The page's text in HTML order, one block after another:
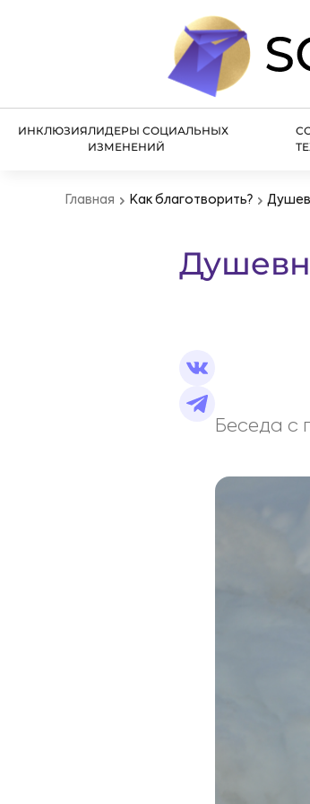
ИНКЛЮЗИЯЛИДЕРЫ СОЦИАЛЬНЫХ
ИЗМЕНЕНИЙ
Главная Как благотворить?
Беседа с